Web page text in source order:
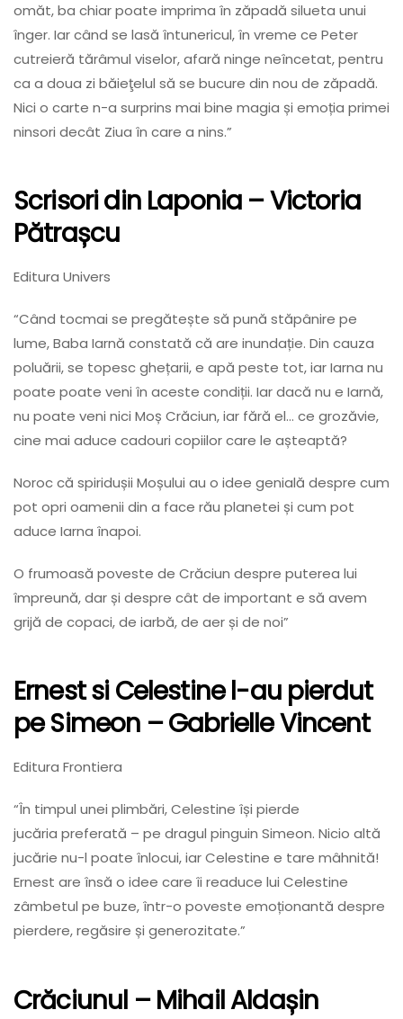
omăt, ba chiar poate imprima în zăpadă silueta unui
înger. Iar când se lasă întunericul, în vreme ce Peter
cutreieră tărâmul viselor, afară ninge neîncetat, pentru
ca a doua zi băieţelul să se bucure din nou de zăpadă.
Nici o carte n-a surprins mai bine magia și emoția primei
ninsori decât Ziua în care a nins.”
Scrisori din Laponia – Victoria
Pătrașcu
Editura Univers
“Când tocmai se pregătește să pună stăpânire pe
lume, Baba Iarnă constată că are inundație. Din cauza
poluării, se topesc ghețarii, e apă peste tot, iar Iarna nu
poate poate veni în aceste condiții. Iar dacă nu e Iarnă,
nu poate veni nici Moș Crăciun, iar fără el… ce grozăvie,
cine mai aduce cadouri copiilor care le așteaptă?
Noroc că spiridușii Moșului au o idee genială despre cum
pot opri oamenii din a face rău planetei și cum pot
aduce Iarna înapoi.
O frumoasă poveste de Crăciun despre puterea lui
împreună, dar și despre cât de important e să avem
grijă de copaci, de iarbă, de aer și de noi”
Ernest si Celestine l-au pierdut
pe Simeon – Gabrielle Vincent
Editura Frontiera
“În timpul unei plimbări, Celestine își pierde
jucăria preferată – pe dragul pinguin Simeon. Nicio altă
jucărie nu-l poate înlocui, iar Celestine e tare mâhnită!
Ernest are însă o idee care îi readuce lui Celestine
zâmbetul pe buze, într-o poveste emoționantă despre
pierdere, regăsire și generozitate.”
Crăciunul – Mihail Aldașin